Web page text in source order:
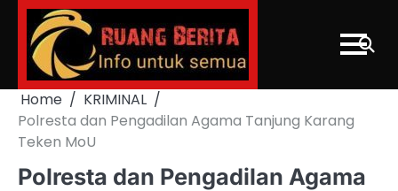
Skip
content
Home
KRIMINAL
Polresta dan Pengadilan Agama Tanjung Karang
Teken MoU
Polresta dan Pengadilan Agama